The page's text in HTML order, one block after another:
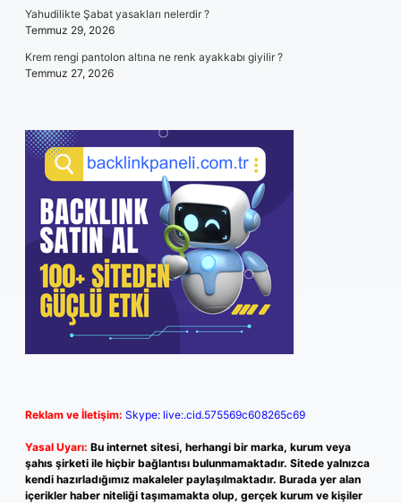
Yahudilikte Şabat yasakları nelerdir ?
Temmuz 29, 2026
Krem rengi pantolon altına ne renk ayakkabı giyilir ?
Temmuz 27, 2026
Reklam ve İletişim: Skype: live:.cid.575569c608265c69
Yasal Uyarı: Bu internet sitesi, herhangi bir marka, kurum veya
şahıs şirketi ile hiçbir bağlantısı bulunmamaktadır. Sitede yalnızca
kendi hazırladığımız makaleler paylaşılmaktadır. Burada yer alan
içerikler haber niteliği taşımamakta olup, gerçek kurum ve kişiler